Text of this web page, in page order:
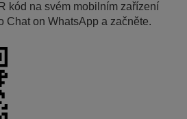
kód na svém mobilním zařízení
Chat on WhatsApp a začněte.